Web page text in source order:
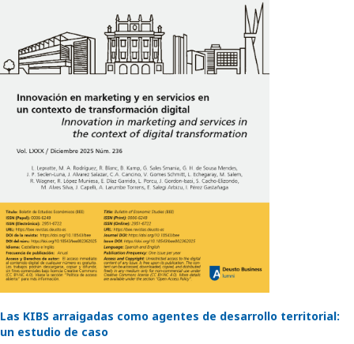
Las KIBS arraigadas como agentes de desarrollo territorial:
un estudio de caso